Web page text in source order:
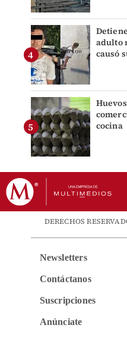
adulto
causó
cocina
DERECHOS
Newsletters
Contáctanos
Suscripciones
Anúnciate